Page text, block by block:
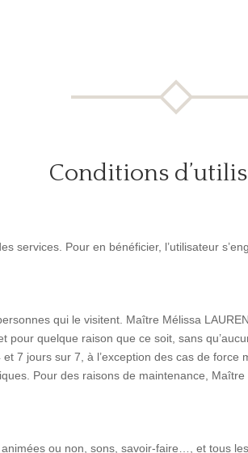
Conditions
services. Pour en bénéficier, l’utilisateur
qui le visitent. Maître Mélissa
quelque raison que ce soit, sans
7 jours sur 7, à l’exception des cas de
Pour des raisons de maintenance,
ou non, sons, savoir-faire…, et tous